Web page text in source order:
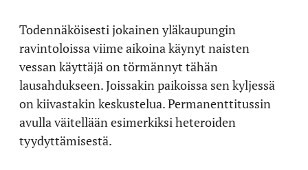
Todennäköisesti jokainen yläkaupungin
ravintoloissa viime aikoina käynyt naisten
vessan käyttäjä on törmännyt tähän
lausahdukseen. Joissakin paikoissa sen kyljessä
on kiivastakin keskustelua. Permanenttitussin
avulla väitellään esimerkiksi heteroiden
tyydyttämisestä.